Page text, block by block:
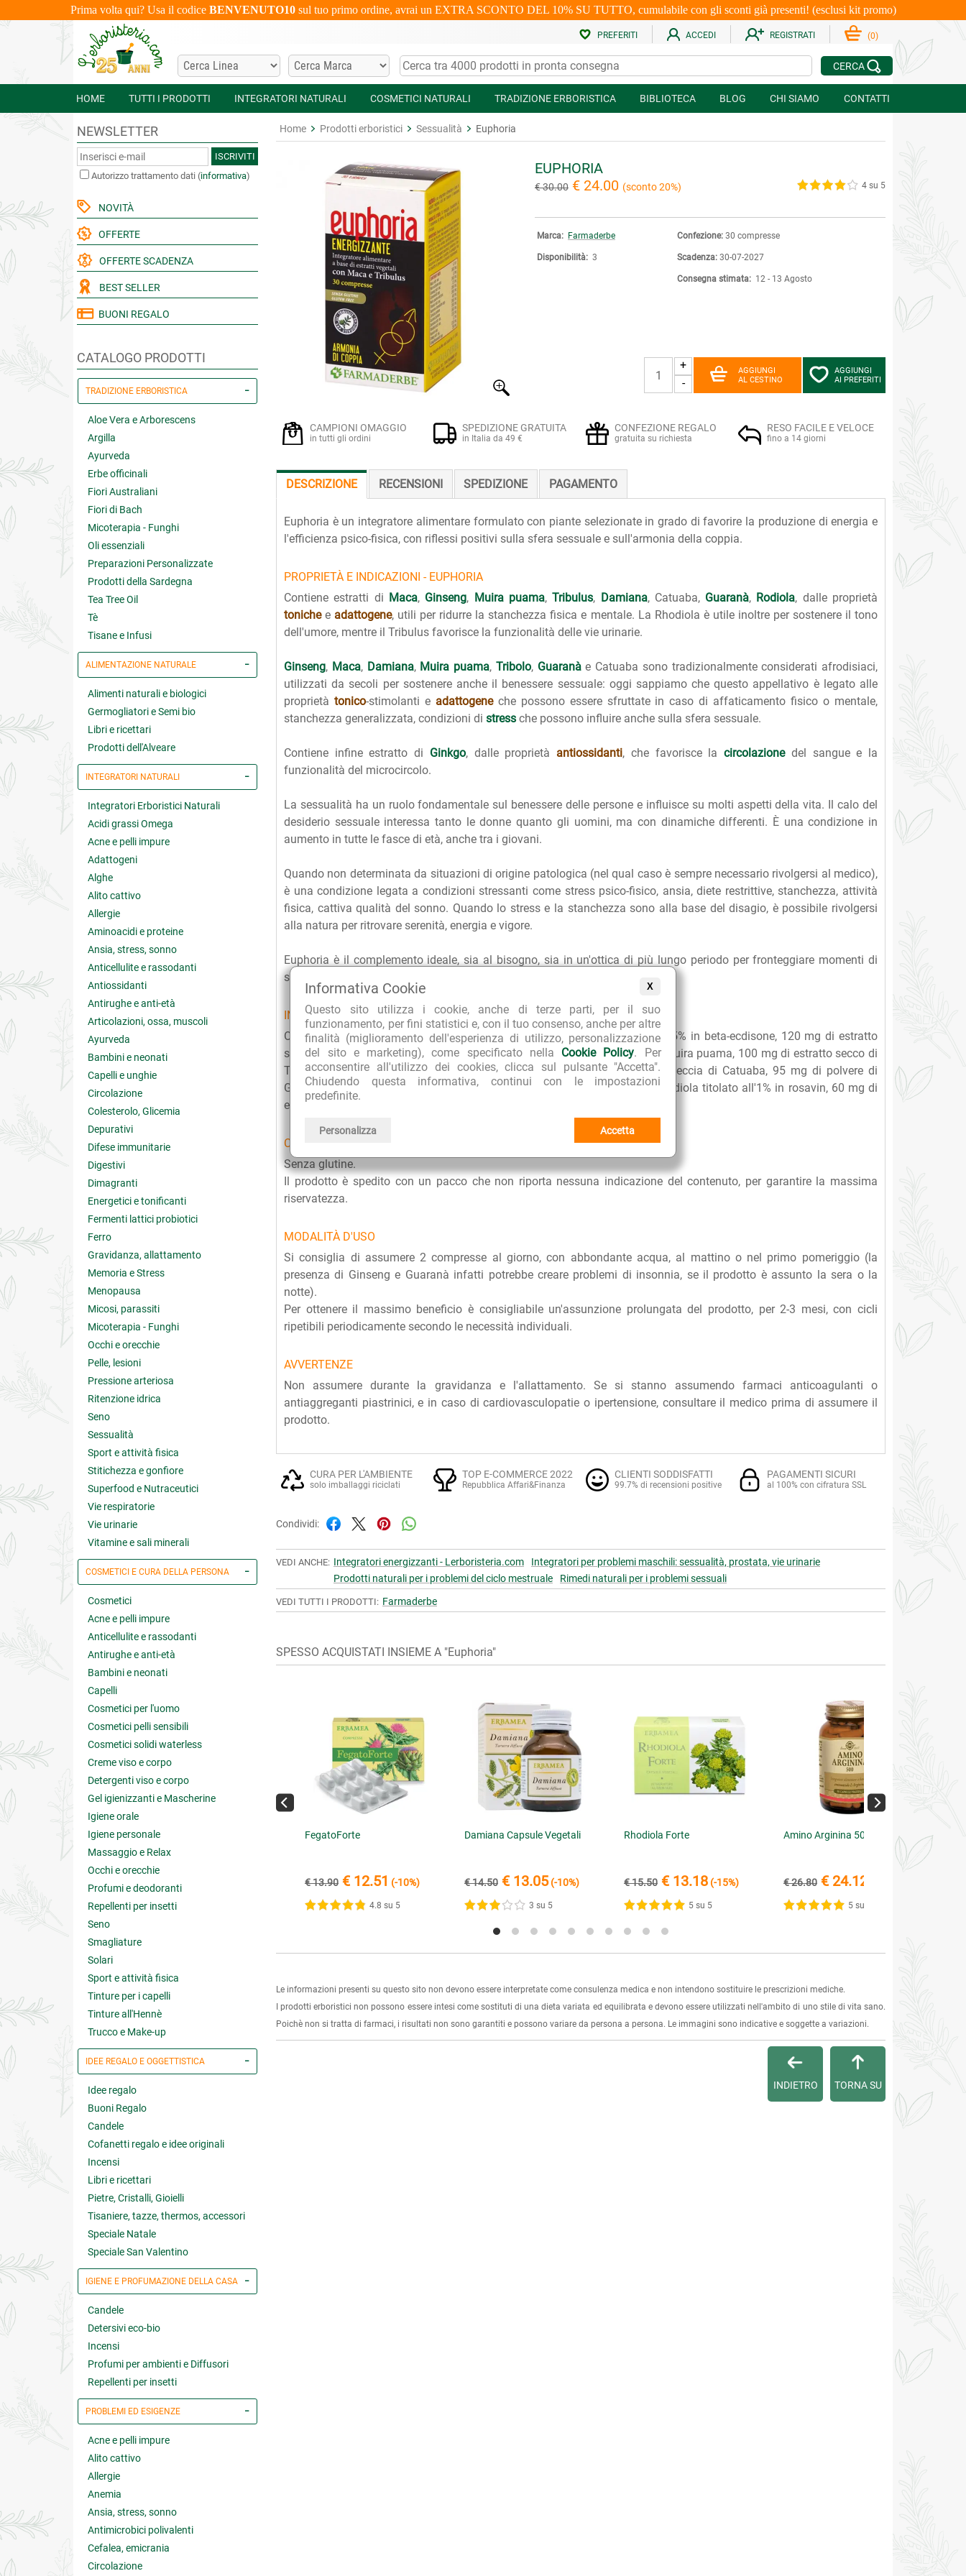
X
Informativa Cookie
Questo sito utilizza i cookie, anche di terze parti, per il suo
funzionamento, per fini statistici e, con il tuo consenso, anche per altre
finalità (miglioramento dell'esperienza di utilizzo, personalizzazione
del sito e marketing), come specificato nella Cookie Policy. Per
acconsentire all'utilizzo dei cookies, clicca sul pulsante "Accetta".
Chiudendo questa informativa, continui con le impostazioni
predefinite.
Personalizza Accetta
Prima volta qui? Usa il codice BENVENUTO10sul tuo primo ordine, avrai un EXTRA SCONTO DEL 10% SU TUTTO, cumulabile con gli sconti già presenti! (esclusi kit promo)
PREFERITI ACCEDI REGISTRATI (0)
CERCA
HOME TUTTI I PRODOTTI INTEGRATORI NATURALI COSMETICI NATURALI TRADIZIONE ERBORISTICA BIBLIOTECA BLOG CHI SIAMO CONTATTI
NEWSLETTER
ISCRIVITI
Autorizzo trattamento dati (informativa)
NOVITÀ
OFFERTE
OFFERTE SCADENZA
BEST SELLER
BUONI REGALO
CATALOGO PRODOTTI
TRADIZIONE ERBORISTICA
Aloe Vera e Arborescens
Argilla
Ayurveda
Erbe officinali
Fiori Australiani
Fiori di Bach
Micoterapia - Funghi
Oli essenziali
Preparazioni Personalizzate
Prodotti della Sardegna
Tea Tree Oil
Tè
Tisane e Infusi
ALIMENTAZIONE NATURALE
Alimenti naturali e biologici
Germogliatori e Semi bio
Libri e ricettari
Prodotti dell'Alveare
INTEGRATORI NATURALI
Integratori Erboristici Naturali
Acidi grassi Omega
Acne e pelli impure
Adattogeni
Alghe
Alito cattivo
Allergie
Aminoacidi e proteine
Ansia, stress, sonno
Anticellulite e rassodanti
Antiossidanti
Antirughe e anti-età
Articolazioni, ossa, muscoli
Ayurveda
Bambini e neonati
Capelli e unghie
Circolazione
Colesterolo, Glicemia
Depurativi
Difese immunitarie
Digestivi
Dimagranti
Energetici e tonificanti
Fermenti lattici probiotici
Ferro
Gravidanza, allattamento
Memoria e Stress
Menopausa
Micosi, parassiti
Micoterapia - Funghi
Occhi e orecchie
Pelle, lesioni
Pressione arteriosa
Ritenzione idrica
Seno
Sessualità
Sport e attività fisica
Stitichezza e gonfiore
Superfood e Nutraceutici
Vie respiratorie
Vie urinarie
Vitamine e sali minerali
COSMETICI E CURA DELLA PERSONA
Cosmetici
Acne e pelli impure
Anticellulite e rassodanti
Antirughe e anti-età
Bambini e neonati
Capelli
Cosmetici per l'uomo
Cosmetici pelli sensibili
Cosmetici solidi waterless
Creme viso e corpo
Detergenti viso e corpo
Gel igienizzanti e Mascherine
Igiene orale
Igiene personale
Massaggio e Relax
Occhi e orecchie
Profumi e deodoranti
Repellenti per insetti
Seno
Smagliature
Solari
Sport e attività fisica
Tinture per i capelli
Tinture all'Hennè
Trucco e Make-up
IDEE REGALO E OGGETTISTICA
Idee regalo
Buoni Regalo
Candele
Cofanetti regalo e idee originali
Incensi
Libri e ricettari
Pietre, Cristalli, Gioielli
Tisaniere, tazze, thermos, accessori
Speciale Natale
Speciale San Valentino
IGIENE E PROFUMAZIONE DELLA CASA
Candele
Detersivi eco-bio
Incensi
Profumi per ambienti e Diffusori
Repellenti per insetti
PROBLEMI ED ESIGENZE
Acne e pelli impure
Alito cattivo
Allergie
Anemia
Ansia, stress, sonno
Antimicrobici polivalenti
Cefalea, emicrania
Circolazione
Home Prodotti erboristici Sessualità Euphoria
EUPHORIA
€ 30.00 € 24.00 (sconto 20%) 4 su 5
Marca: Farmaderbe
Disponibilità: 3
Confezione: 30 compresse
Scadenza: 30-07-2027
Consegna stimata: 12 - 13 Agosto
+
-
AGGIUNGI
AL CESTINO
AGGIUNGI
AI PREFERITI
CAMPIONI OMAGGIO
in tutti gli ordini
SPEDIZIONE GRATUITA
in Italia da 49 €
CONFEZIONE REGALO
gratuita su richiesta
RESO FACILE E VELOCE
fino a 14 giorni
DESCRIZIONE RECENSIONI SPEDIZIONE PAGAMENTO
Euphoria è un integratore alimentare formulato con piante selezionate in grado di favorire la produzione di energia e
l'efficienza psico-fisica, con riflessi positivi sulla sfera sessuale e sull'armonia della coppia.
PROPRIETÀ E INDICAZIONI - EUPHORIA
Contiene estratti di Maca, Ginseng, Muira puama,Tribulus, Damiana, Catuaba, Guaranà, Rodiola, dalle proprietà
tonichee adattogene, utili per ridurre la stanchezza fisica e mentale. La Rhodiola è utile inoltre per sostenere il tono
dell'umore, mentre il Tribulus favorisce la funzionalità delle vie urinarie.
Ginseng, Maca, Damiana, Muira puama, Tribolo, Guaranàe Catuaba sono tradizionalmente considerati afrodisiaci,
utilizzati da secoli per sostenere anche il benessere sessuale: oggi sappiamo che questo appellativo è legato alle
proprietà tonico-stimolanti e adattogeneche possono essere sfruttate in caso di affaticamento fisico o mentale,
stanchezza generalizzata, condizioni di stress che possono influire anche sulla sfera sessuale.
Contiene infine estratto di Ginkgo, dalle proprietà antiossidanti, che favorisce lacircolazionedel sangue e la
funzionalità del microcircolo.
La sessualità ha un ruolo fondamentale sul benessere delle persone e influisce su molti aspetti della vita. Il calo del
desiderio sessuale interessa tanto le donne quanto gli uomini, ma con dinamiche differenti. È una condizione in
aumento in tutte le fasce di età, anche tra i giovani.
Quando non determinata da situazioni di origine patologica (nel qual caso è sempre necessario rivolgersi al medico),
è una condizione legata a condizioni stressanti come stress psico-fisico, ansia, diete restrittive, stanchezza, attività
fisica, cattiva qualità del sonno. Quando lo stress e la stanchezza sono alla base del disagio, è possibile rivolgersi
alla natura per ritrovare serenità, energia e vigore.
Euphoria è il complemento ideale, sia al bisogno, sia in un'ottica di più lungo periodo per fronteggiare momenti di
stress psico-fisico particolarmente impegnativi.
INGREDIENTI FUNZIONALI
Ogni compressa contiene 180 mg di estratto secco di Maca titolato allo 0,5% in beta-ecdisone, 120 mg di estratto
secco di Ginseng titolato al 5% in ginsenosidi, 100 mg di estratto secco di Muira puama, 100 mg di estratto secco di
Tribulus titolato al 20% in saponine steroidiche, 100 mg di polvere di corteccia di Catuaba, 95 mg di polvere di
Guaranà, 80 g di estratto secco di Damiana, 60 mg di estratto secco di Rhodiola titolato all'1% in rosavin, 60 mg di
estratto secco di Ginkgo titolato al 24% in ginkgoflavonoidi.
CARATTERISTICHE DISTINTIVE
Senza glutine.
Il prodotto è spedito con un pacco che non riporta nessuna indicazione del contenuto, per garantire la massima
riservatezza.
MODALITÀ D'USO
Si consiglia di assumere 2 compresse al giorno, con abbondante acqua, al mattino o nel primo pomeriggio (la
presenza di Ginseng e Guaranà infatti potrebbe creare problemi di insonnia, se il prodotto è assunto la sera o la
notte).
Per ottenere il massimo beneficio è consigliabile un'assunzione prolungata del prodotto, per 2-3 mesi, con cicli
ripetibili periodicamente secondo le necessità individuali.
AVVERTENZE
Non assumere durante la gravidanza e l'allattamento. Se si stanno assumendo farmaci anticoagulanti o
antiaggreganti piastrinici, e in caso di cardiovasculopatie o ipertensione, consultare il medico prima di assumere il
prodotto.
CURA PER L'AMBIENTE
solo imballaggi riciclati
TOP E-COMMERCE 2022
Repubblica Affari&Finanza
CLIENTI SODDISFATTI
99.7% di recensioni positive
PAGAMENTI SICURI
al 100% con cifratura SSL
Condividi:
VEDI ANCHE: Integratori energizzanti - Lerboristeria.com
Integratori per problemi maschili: sessualità, prostata, vie urinarie
Prodotti naturali per i problemi del ciclo mestruale
Rimedi naturali per i problemi sessuali
VEDI TUTTI I PRODOTTI: Farmaderbe
SPESSO ACQUISTATI INSIEME A "Euphoria"
FegatoForte
€ 13.90 € 12.51 (-10%)
4.8 su 5
Damiana Capsule Vegetali
€ 14.50 € 13.05(-10%)
3 su 5
Rhodiola Forte
€ 15.50 € 13.18(-15%)
5 su 5
Amino Arginina 500
€ 26.80 € 24.12
5 su 5
(-15%)
Drainomap
€ 17.90
Le informazioni presenti su questo sito non devono essere interpretate come consulenza medica e non intendono sostituire le prescrizioni mediche.
I prodotti erboristici non possono essere intesi come sostituti di una dieta variata ed equilibrata e devono essere utilizzati nell'ambito di uno stile di vita sano.
Poichè non si tratta di farmaci, i risultati non sono garantiti e possono variare da persona a persona. Le immagini sono indicative e soggette a variazioni.
TORNA SU
INDIETRO